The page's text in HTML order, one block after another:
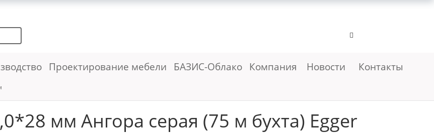
Проектирование мебели БАЗИС-Облако Компания Новости Контакты
мм Ангора серая (75 м бухта) Egger